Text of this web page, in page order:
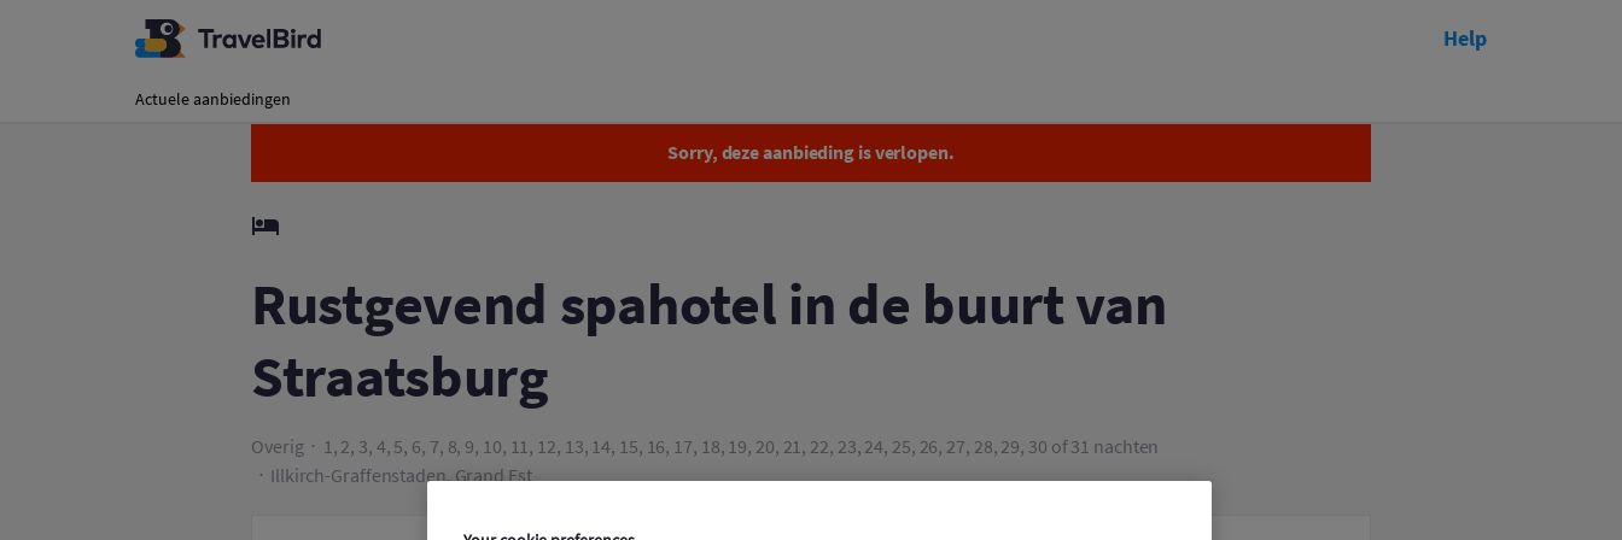
Help
Actuele aanbiedingen
Rustgevend spahotel in de buurt van Straatsburg
Sorry, deze aanbieding is verlopen.
Rustgevend spahotel in de buurt van
Straatsburg
Overig
1, 2, 3, 4, 5, 6, 7, 8, 9, 10, 11, 12, 13, 14, 15, 16, 17, 18, 19, 20, 21, 22, 23, 24, 25, 26, 27, 28, 29, 30 of 31 nachten
Illkirch-Graffenstaden, Grand Est